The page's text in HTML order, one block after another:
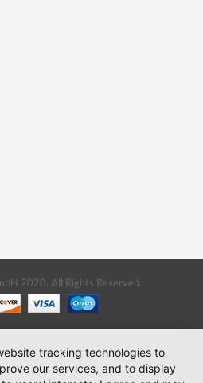
2020. All Rights Reserved.
tracking technologies to
our services, and to display